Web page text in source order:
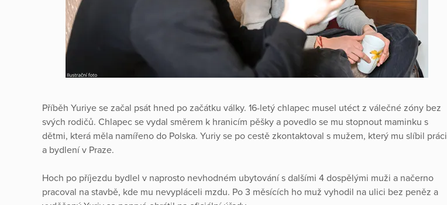
Příběh Yuriye se začal psát hned po začátku války. 16-letý chlapec musel utéct z válečné zóny bez
svých rodičů. Chlapec se vydal směrem k hranicím pěšky a povedlo se mu stopnout maminku s
dětmi, která měla namířeno do Polska. Yuriy se po cestě zkontaktoval s mužem, který mu slíbil práci
a bydlení v Praze.
Hoch po příjezdu bydlel v naprosto nevhodném ubytování s dalšími 4 dospělými muži a načerno
pracoval na stavbě, kde mu nevypláceli mzdu. Po 3 měsících ho muž vyhodil na ulici bez peněz a